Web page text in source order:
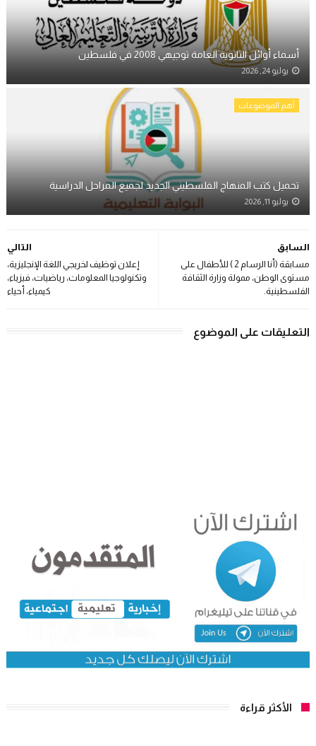
أسماء أوائل الثانوية العامة توجيهي 2008 في فلسطين
يوليو 24, 2026
أهم الموضوعات
تحميل كتب المنهاج الفلسطيني الجديد لجميع المراحل الدراسية
يوليو 11, 2026
التالي
إعلان توظيف لخريجي اللغة الإنجليزية،
وتكنولوجيا المعلومات، رياضيات، فيزياء،
كيمياء، أحياء
السابق
مسابقة (أنا الرسام 2 ) للأطفال على
مستوى الوطن، ممولة وزارة الثقافة
الفلسطينية.
التعليقات على الموضوع
الأكثر قراءة